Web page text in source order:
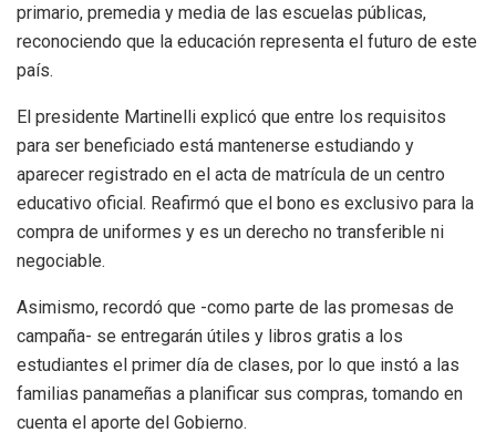
primario, premedia y media de las escuelas públicas,
reconociendo que la educación representa el futuro de este
país.
El presidente Martinelli explicó que entre los requisitos
para ser beneficiado está mantenerse estudiando y
aparecer registrado en el acta de matrícula de un centro
educativo oficial. Reafirmó que el bono es exclusivo para la
compra de uniformes y es un derecho no transferible ni
negociable.
Asimismo, recordó que -como parte de las promesas de
campaña- se entregarán útiles y libros gratis a los
estudiantes el primer día de clases, por lo que instó a las
familias panameñas a planificar sus compras, tomando en
cuenta el aporte del Gobierno.